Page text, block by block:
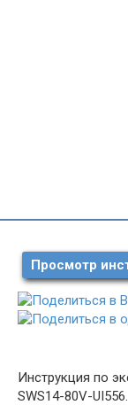
Просмотр
Инструкция по
SWS14-80V-UI556.